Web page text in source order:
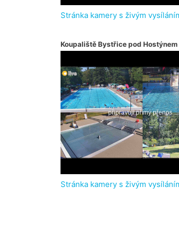
Stránka kamery s živým
Koupaliště Bystřice pod Hostýnem
Stránka kamery s živým